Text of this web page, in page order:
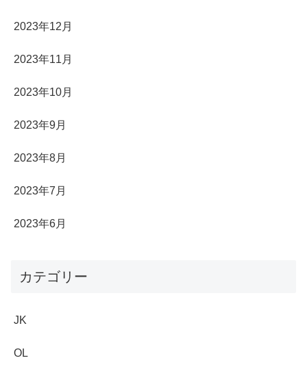
2023年12月
2023年11月
2023年10月
2023年9月
2023年8月
2023年7月
2023年6月
カテゴリー
JK
OL